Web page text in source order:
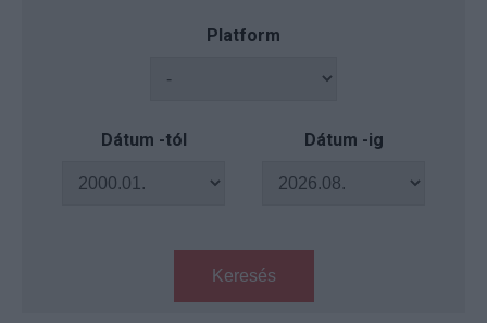
Platform
Dátum -tól Dátum -ig
Keresés